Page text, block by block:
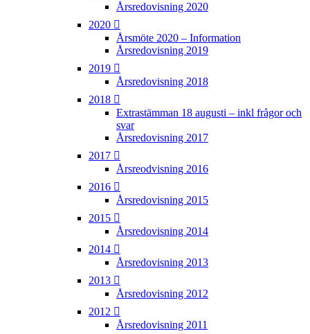
Årsredovisning 2020
2020
Årsmöte 2020 – Information
Årsredovisning 2019
2019
Årsredovisning 2018
2018
Extrastämman 18 augusti – inkl frågor och
svar
Årsredovisning 2017
2017
Årsreodvisning 2016
2016
Årsredovisning 2015
2015
Årsredovisning 2014
2014
Årsredovisning 2013
2013
Årsredovisning 2012
2012
Årsredovisning 2011